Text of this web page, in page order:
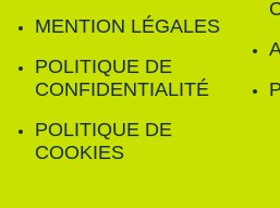
MENTION LÉGALES
POLITIQUE DE
CONFIDENTIALITÉ
POLITIQUE DE
COOKIES